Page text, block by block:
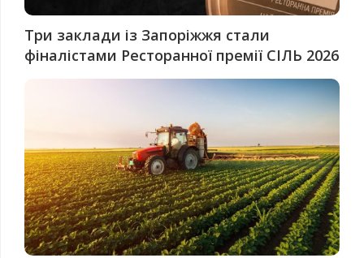
Три заклади із Запоріжжя стали
фіналістами Ресторанної премії СІЛЬ 2026